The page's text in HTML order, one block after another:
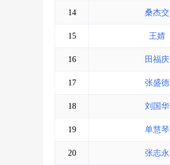
14 桑杰交
15 王婧
16 田福庆
17 张盛德
18 刘国华
19 单慧琴
20 张志永